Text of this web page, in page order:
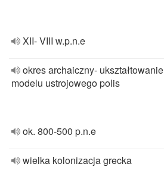
XII- VIII w.p.n.e
okres archaiczny- ukształtowanie
modelu ustrojowego polis
ok. 800-500 p.n.e
wielka kolonizacja grecka